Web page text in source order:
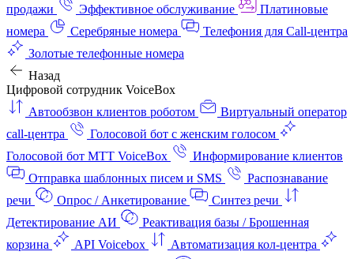
продажи
Эффективное обслуживание
Платиновые
номера
Серебряные номера
Телефония для Call-центра
Золотые телефонные номера
Назад
Цифровой сотрудник VoiceBox
Автообзвон клиентов роботом
Виртуальный оператор
call-центра
Голосовой бот с женским голосом
Голосовой бот МТТ VoiceBox
Информирование клиентов
Отправка шаблонных писем и SMS
Распознавание
речи
Опрос / Анкетирование
Синтез речи
Детектирование АИ
Реактивация базы / Брошенная
корзина
API Voicebox
Автоматизация кол‑центра